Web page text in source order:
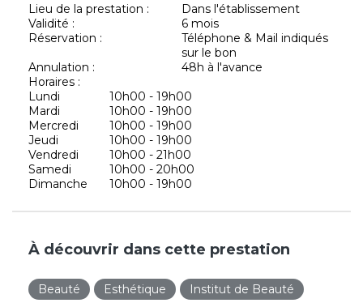
Lieu de la prestation :
Dans l'établissement
Validité :
6 mois
Réservation :
Téléphone & Mail indiqués
sur le bon
Annulation :
48h à l'avance
Horaires :
Lundi
10h00 - 19h00
Mardi
10h00 - 19h00
Mercredi
10h00 - 19h00
Jeudi
10h00 - 19h00
Vendredi
10h00 - 21h00
Samedi
10h00 - 20h00
Dimanche
10h00 - 19h00
À découvrir dans cette prestation
Beauté Esthétique
Institut de Beauté